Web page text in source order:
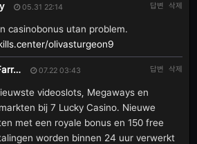
05.31 22:14 답변 삭제
casinobonus utan problem.
olivasturgeon9
07.22 03:43 답변 삭제
videoslots, Megaways en
bij 7 Lucky Casino. Nieuwe
met een royale bonus en 150 free
worden binnen 24 uur verwerkt